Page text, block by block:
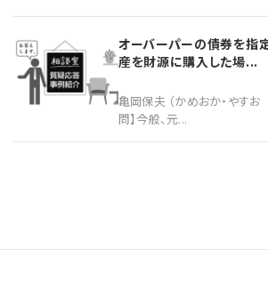
オーバーパーの債券を指
産を財源に購入した場...
亀岡保夫 （かめおか・やす
問】今般、元...